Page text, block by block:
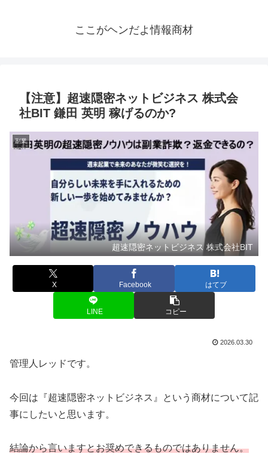
ここがヘンだよ情報商材
【注意】超速隠密ネットビジネス 株式会
社BIT 鎌田 英明 稼げるのか?
副業
超速隠密ネットビジネス 株式会社BIT
X Facebook はてブ
LINE コピー
2026.03.30
管理人レッドです。
今回は『超速隠密ネットビジネス』という商材について記
事にしたいと思います。
結論から言いますとお奨めできるものではありません。